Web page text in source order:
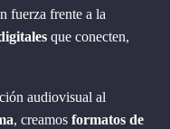
fuerza frente a la
que conecten,
audiovisual al
, creamos formatos de